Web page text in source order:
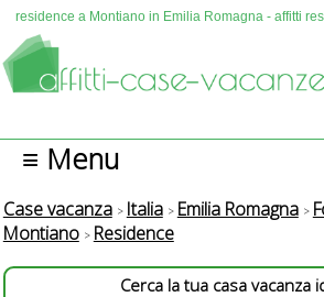
residence a Montiano in Emilia Romagna - affitti
≡ Menu
Case vacanza Italia Emilia Romagna
Montiano
Residence
Cerca la tua casa vacanza